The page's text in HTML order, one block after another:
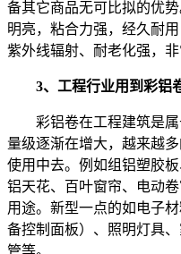
备其它商品无可比拟的优势
明亮，粘合力强，经久耐
紫外线辐射、耐老化强，
3、工程行业用到彩铝
彩铝卷在工程建筑是
量级逐渐在增大，越来越
使用中去。例如组铝塑胶
铝天花、百叶窗帘、电动
用途。新型一点的如电子
备控制面板）、照明灯具
管等。